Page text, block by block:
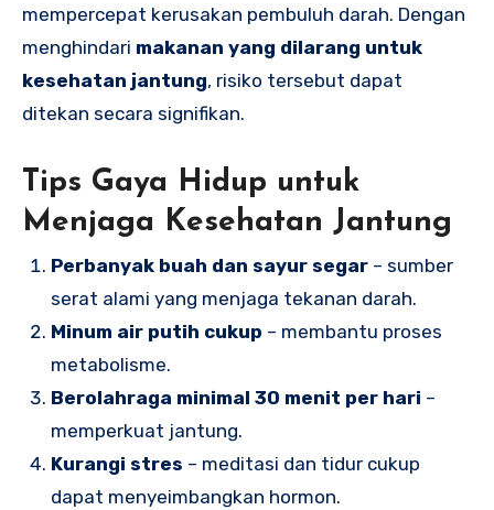
mempercepat kerusakan pembuluh darah. Dengan
menghindari makanan yang dilarang untuk
kesehatan jantung, risiko tersebut dapat
ditekan secara signifikan.
Tips Gaya Hidup untuk
Menjaga Kesehatan Jantung
Perbanyak buah dan sayur segar– sumber
serat alami yang menjaga tekanan darah.
Minum air putih cukup – membantu proses
metabolisme.
Berolahraga minimal 30 menit per hari –
memperkuat jantung.
Kurangi stres – meditasi dan tidur cukup
dapat menyeimbangkan hormon.